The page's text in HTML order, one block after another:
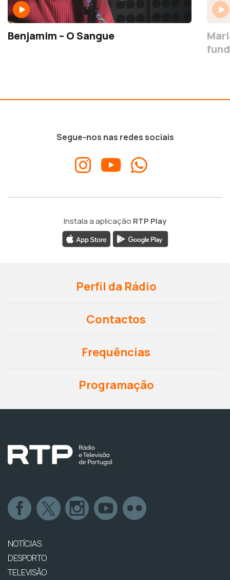
Benjamim – O Sangue
Segue-nos nas redes sociais
Instala a aplicação RTP Play
Perfil da Rádio
Contactos
Frequências
Programação
NOTÍCIAS
DESPORTO
TELEVISÃO